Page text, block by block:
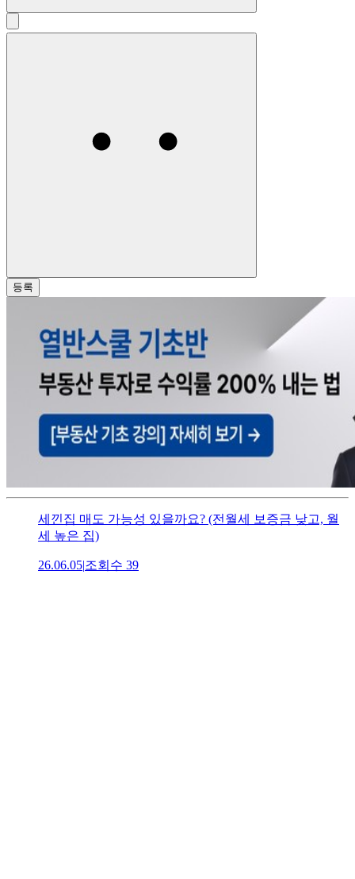
등록
세낀집 매도 가능성 있을까요? (전월세 보증금 낮고, 월
세 높은 집)
26.06.05|조회수 39